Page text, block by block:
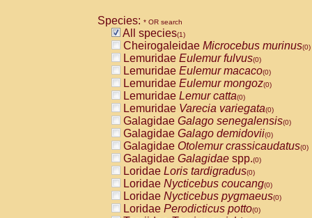
CebidaeCebus capucinus
CebidaeCebus nigrivittatus
CebidaeCebus spp.(0)
CebidaeSaimiri boliviensis(0)
CebidaeSaimiri sciureus(0)
AtelidaeAlouatta caraya(0)
AtelidaeAlouatta fusca(0)
AtelidaeAlouatta seniculus(0)
AtelidaeAlouattaspp.(0)
AtelidaeAteles belzebuth(0)
AtelidaeAteles geoffroyi(0)
AtelidaeAteles paniscus(0)
AtelidaeAtelesspp.(0)
AtelidaeLagothrix lagothricha(0)
AtelidaeLagothrix lagothricha cana
PitheciidaeCacajao calvus
Species: * OR search
All species(1)
Cheirogaleidae Microcebus murinus(0)
Lemuridae Eulemur fulvus(0)
Lemuridae Eulemur macaco(0)
Lemuridae Eulemur mongoz(0)
Lemuridae Lemur catta(0)
Lemuridae Varecia variegata(0)
Galagidae Galago senegalensis(0)
Galagidae Galago demidovii(0)
Galagidae Otolemur crassicaudatus(0)
Galagidae Galagidae spp.(0)
Loridae Loris tardigradus(0)
Loridae Nycticebus coucang(0)
Loridae Nycticebus pygmaeus(0)
Loridae Perodicticus potto(0)